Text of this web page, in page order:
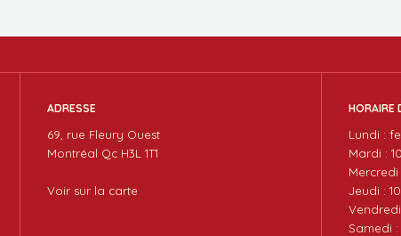
ADRESSE
69, rue Fleury Ouest
Montréal Qc H3L 1T1
Voir sur la carte
HORAIRE
Lundi :
Mardi :
Mercredi
Jeudi :
Vendredi
Samedi :